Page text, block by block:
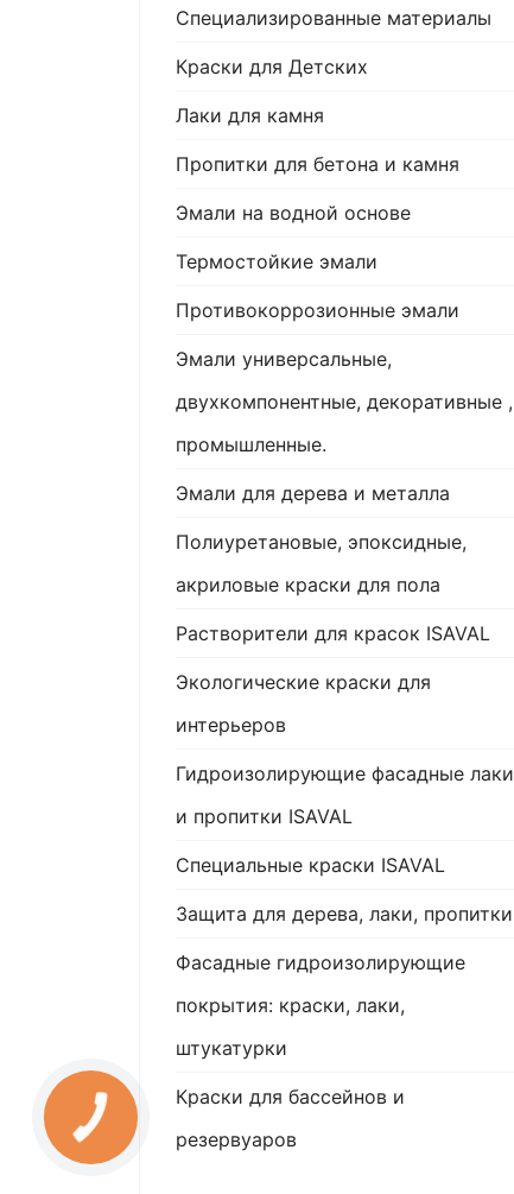
Специализированные материалы
Краски для Детских
Лаки для камня
Пропитки для бетона и камня
Эмали на водной основе
Термостойкие эмали
Противокоррозионные эмали
Эмали универсальные,
двухкомпонентные, декоративные ,
промышленные.
Эмали для дерева и металла
Полиуретановые, эпоксидные,
акриловые краски для пола
Растворители для красок ISAVAL
Экологические краски для
интерьеров
Гидроизолирующие фасадные лаки
и пропитки ISAVAL
Специальные краски ISAVAL
Защита для дерева, лаки, пропитки
Фасадные гидроизолирующие
покрытия: краски, лаки,
штукатурки
Краски для бассейнов и
резервуаров